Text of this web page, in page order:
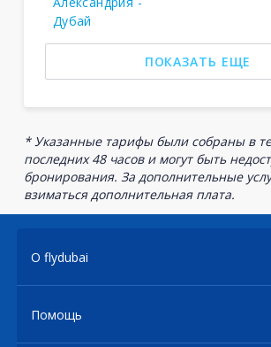
Дубай
ПОКАЗАТЬ ЕЩЕ
* Указанные тарифы были собраны в
последних 48 часов и могут быть
бронирования. За дополнительные
взиматься дополнительная плата.
О flydubai
Помощь